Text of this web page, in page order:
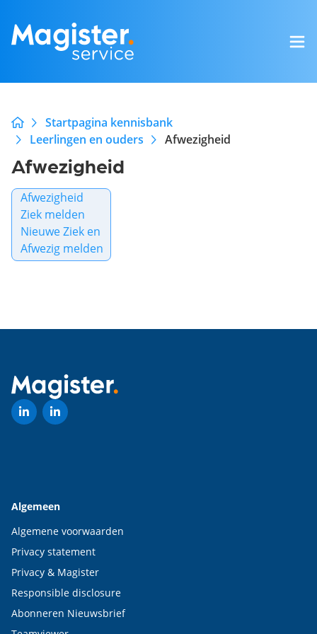
Startpagina kennisbank
Leerlingen en ouders
Afwezigheid
Afwezigheid
Afwezigheid
Ziek melden
Nieuwe Ziek en
Afwezig melden
Algemeen
Algemene voorwaarden
Privacy statement
Privacy & Magister
Responsible disclosure
Abonneren Nieuwsbrief